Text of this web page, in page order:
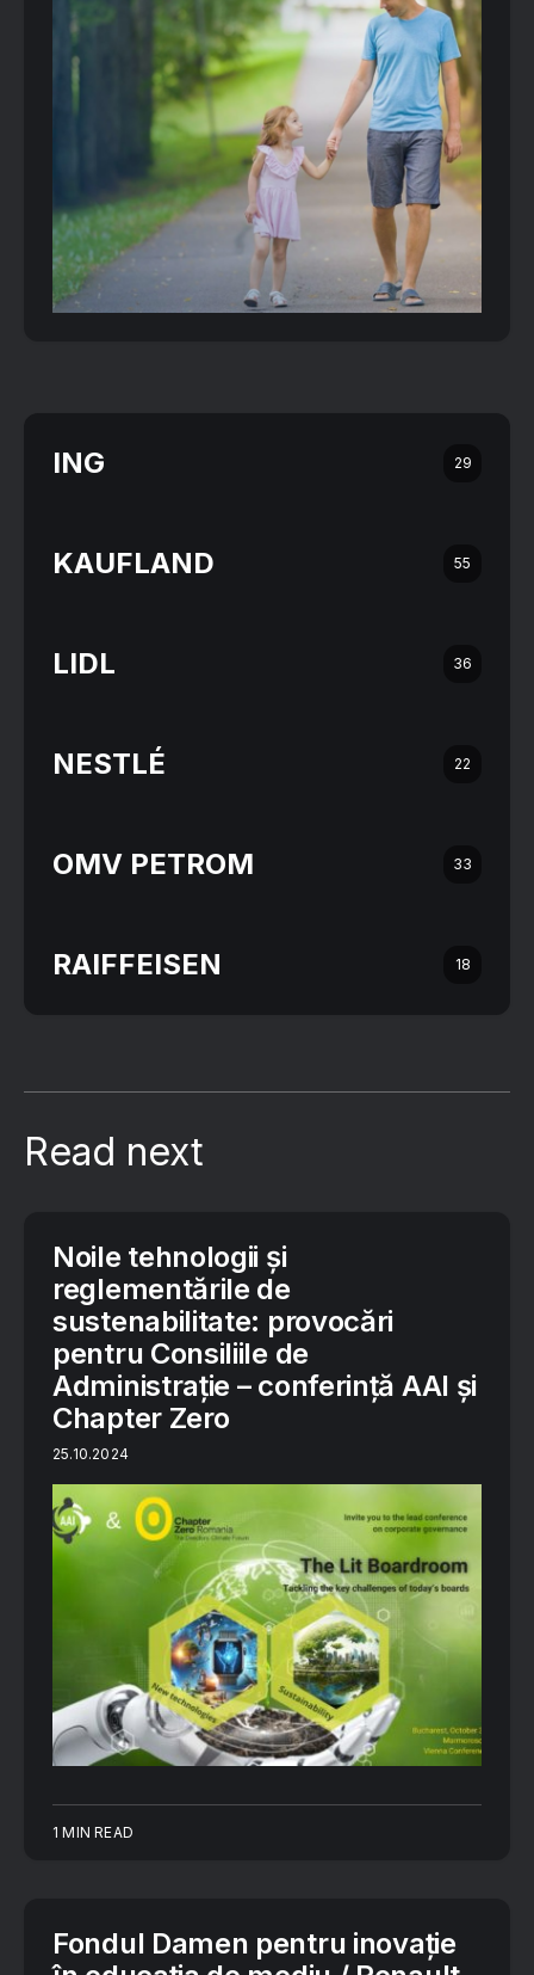
ING 29
KAUFLAND 55
LIDL 36
NESTLÉ 22
OMV PETROM 33
RAIFFEISEN 18
Read next
Noile tehnologii și
reglementările de
sustenabilitate: provocări
pentru Consiliile de
Administrație – conferință AAI și
Chapter Zero
25.10.2024
1 MIN READ
Fondul Damen pentru inovaţie